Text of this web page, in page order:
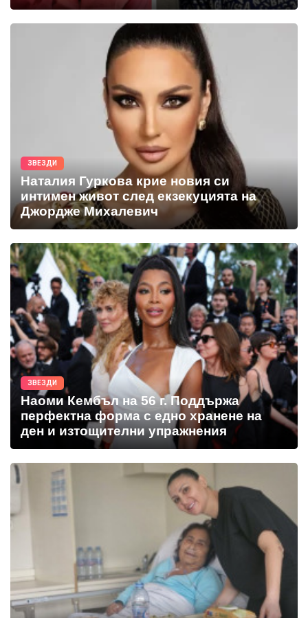
ЗВЕЗДИ
Наталия Гуркова крие новия си
интимен живот след екзекуцията на
Джордже Михалевич
ЗВЕЗДИ
Наоми Кембъл на 56 г. Поддържа
перфектна форма с едно хранене на
ден и изтощителни упражнения